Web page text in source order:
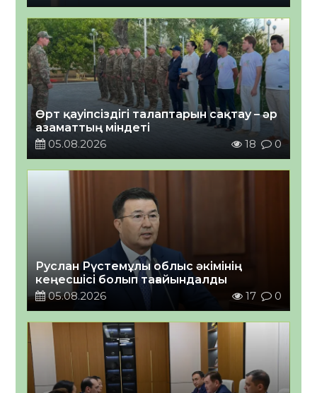
Өрт қауіпсіздігі талаптарын сақтау – әр
азаматтың міндеті
05.08.2026
18 0
Руслан Рүстемұлы облыс әкімінің
кеңесшісі болып тағайындалды
05.08.2026
17 0